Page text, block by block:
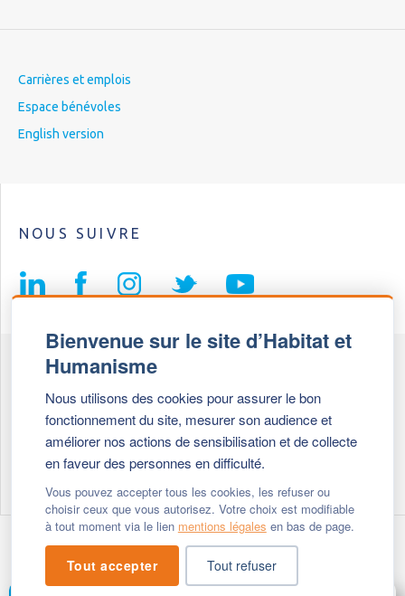
Bienvenue sur le site d’Habitat et
Humanisme
Nous utilisons des cookies pour assurer le bon
fonctionnement du site, mesurer son audience et
améliorer nos actions de sensibilisation et de collecte
en faveur des personnes en difficulté.
Vous pouvez accepter tous les cookies, les refuser ou
choisir ceux que vous autorisez. Votre choix est modifiable
à tout moment via le lien mentions légales en bas de page.
Tout accepter Tout refuser
Carrières et emplois
Espace bénévoles
English version
NOUS SUIVRE
69647 Caluire et Cuire cedex
+ 33 (0)4 72 27 42 58
- © 2026 Habitat & Humanisme